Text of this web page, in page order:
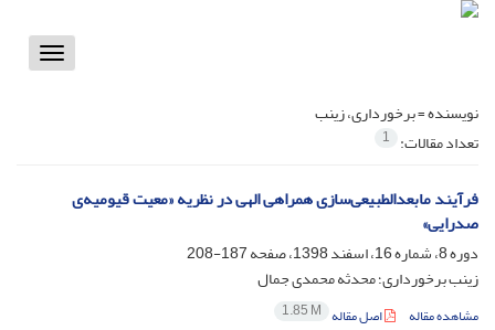
Toggle
نویسنده =برخورداری، زینب
تعداد مقالات: 1
فرآیند مابعدالطبیعی‌سازی همراهی الهی در نظریه «معیت قیومیه‌ی
صدرایی»
دوره 8، شماره 16، اسفند 1398، صفحه
187-208
زینب برخورداری؛ محدثه محمدی جمال
مشاهده مقاله اصل مقاله 1.85 M